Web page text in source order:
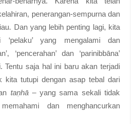
penerangan-sempurna dan
Dan yang lebih penting lagi, kita
yang mengalami dan
‘pencerahan’ dan ‘parinibbāna’
Tentu saja hal ini baru akan terjadi
kita tutupi dengan asap tebal dari
taṇhā– yang sama sekali tidak
dan menghancurkan